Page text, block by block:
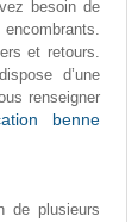
besoin de
et retours.
d’une
renseigner
benne
de plusieurs